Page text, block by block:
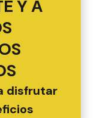
Y A
disfrutar